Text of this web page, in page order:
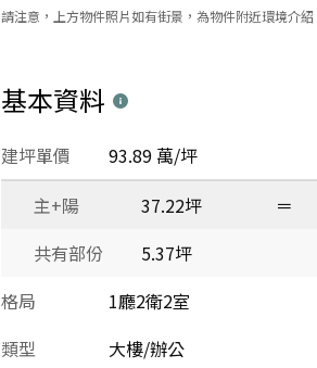
請注意，上方物件照片如有街景，為物件附近環境介紹
基本資料
建坪單價 93.89 萬/坪
主+陽
37.22坪 ＝
共有部份
5.37坪
格局
1廳2衛2室
類型
大樓/辦公